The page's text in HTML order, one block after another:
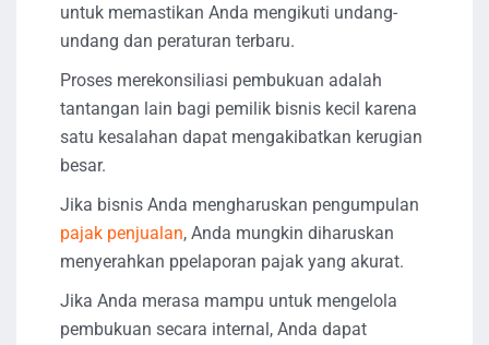
untuk memastikan Anda mengikuti undang-
undang dan peraturan terbaru.
Proses merekonsiliasi pembukuan adalah
tantangan lain bagi pemilik bisnis kecil karena
satu kesalahan dapat mengakibatkan kerugian
besar.
Jika bisnis Anda mengharuskan pengumpulan
pajak penjualan, Anda mungkin diharuskan
menyerahkan ppelaporan pajak yang akurat.
Jika Anda merasa mampu untuk mengelola
pembukuan secara internal, Anda dapat